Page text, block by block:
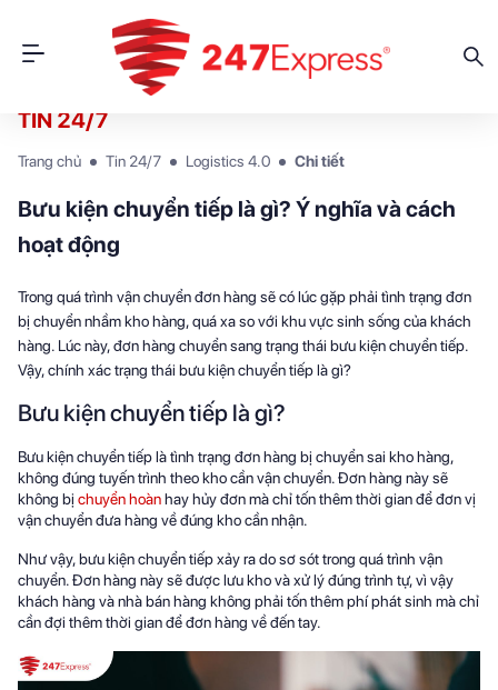
TIN 24/7
Trang chủ Tin 24/7 Logistics 4.0 Chi tiết
Bưu kiện chuyển tiếp là gì? Ý nghĩa và cách
hoạt động
Trong quá trình vận chuyển đơn hàng sẽ có lúc gặp phải tình trạng đơn
bị chuyển nhầm kho hàng, quá xa so với khu vực sinh sống của khách
hàng. Lúc này, đơn hàng chuyển sang trạng thái bưu kiện chuyển tiếp.
Vậy, chính xác trạng thái bưu kiện chuyển tiếp là gì?
Bưu kiện chuyển tiếp là gì?
Bưu kiện chuyển tiếp là tình trạng đơn hàng bị chuyển sai kho hàng,
không đúng tuyến trình theo kho cần vận chuyển. Đơn hàng này sẽ
không bị chuyển hoànhay hủy đơn mà chỉ tốn thêm thời gian để đơn vị
vận chuyển đưa hàng về đúng kho cần nhận.
Như vậy, bưu kiện chuyển tiếp xảy ra do sơ sót trong quá trình vận
chuyển. Đơn hàng này sẽ được lưu kho và xử lý đúng trình tự, vì vậy
khách hàng và nhà bán hàng không phải tốn thêm phí phát sinh mà chỉ
cần đợi thêm thời gian để đơn hàng về đến tay.